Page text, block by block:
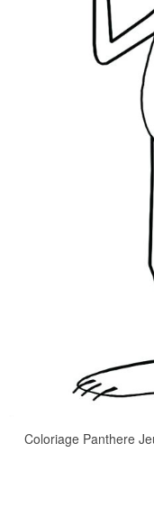
Coloriage Panthere